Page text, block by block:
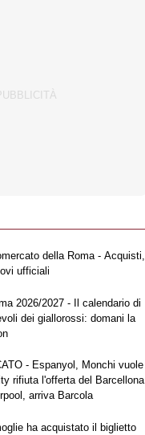
della Roma - Acquisti,
ufficiali
2026/2027 - Il calendario di
dei giallorossi: domani la
- Espanyol, Monchi vuole
rifiuta l'offerta del Barcellona
arriva Barcola
ha acquistato il biglietto